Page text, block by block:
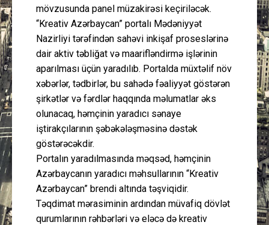
mövzusunda panel müzakirəsi keçiriləcək.
“Kreativ Azərbaycan” portalı Mədəniyyət
Nazirliyi tərəfindən sahəvi inkişaf proseslərinə
dair aktiv təbliğat və maarifləndirmə işlərinin
aparılması üçün yaradılıb. Portalda müxtəlif növ
xəbərlər, tədbirlər, bu sahədə fəaliyyət göstərən
şirkətlər və fərdlər haqqında məlumatlar əks
olunacaq, həmçinin yaradıcı sənaye
iştirakçılarının şəbəkələşməsinə dəstək
göstərəcəkdir.
Portalın yaradılmasında məqsəd, həmçinin
Azərbaycanın yaradıcı məhsullarının “Kreativ
Azərbaycan” brendi altında təşviqidir.
Təqdimat mərasiminin ardından müvafiq dövlət
qurumlarının rəhbərləri və eləcə də kreativ